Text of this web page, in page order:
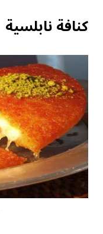
كنافة نابلسية